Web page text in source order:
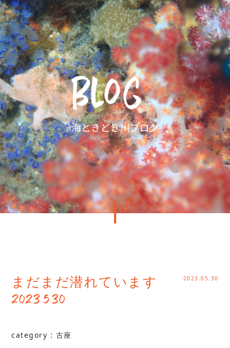
まだまだ潜れています
2023.5.30
2023.05.30
category : 古座